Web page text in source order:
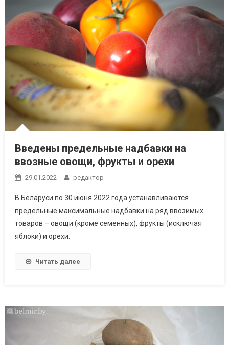
Введены предельные надбавки на
ввозные овощи, фрукты и орехи
29.01.2022 редактор
В Беларуси по 30 июня 2022 года устанавливаются
предельные максимальные надбавки на ряд ввозимых
товаров – овощи (кроме семенных), фрукты (исключая
яблоки) и орехи.
Читать далее